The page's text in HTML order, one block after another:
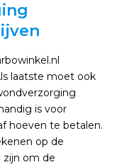
laatste moet ook
is voor
hoeven te betalen.
op de
om de